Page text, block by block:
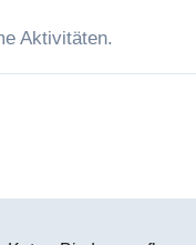
Aktivitäten.